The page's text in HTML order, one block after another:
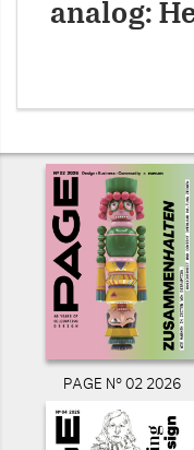
analog:
PAGE N° 02 2026